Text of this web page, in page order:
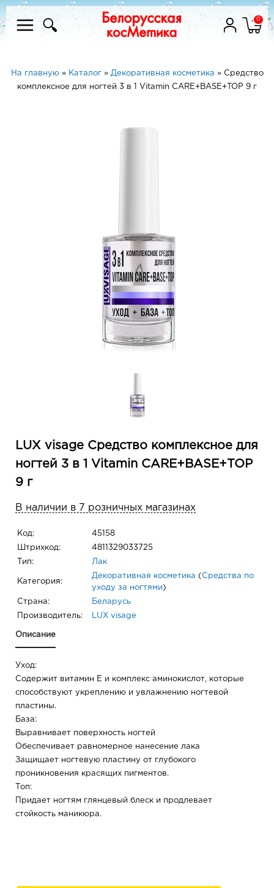
0
На главную» Каталог» Декоративная косметика » Средство
комплексное для ногтей 3 в 1 Vitamin CARE+BASE+TOP 9 г
LUX visage Средство комплексное для
ногтей 3 в 1 Vitamin CARE+BASE+TOP
9 г
В наличии в 7 розничных магазинах
Код: 45158
Штрихкод: 4811329033725
Тип: Лак
Категория:
Декоративная косметика ( Средства по
уходу за ногтями )
Страна: Беларусь
Производитель: LUX visage
Описание
Уход:
Cодержит витамин Е и комплекс аминокислот, которые
способствуют укреплению и увлажнению ногтевой
пластины.
База:
Выравнивает поверхность ногтей
Обеспечивает равномерное нанесение лака
Защищает ногтевую пластину от глубокого
проникновения красящих пигментов.
Топ:
Придает ногтям глянцевый блеск и продлевает
стойкость маникюра.